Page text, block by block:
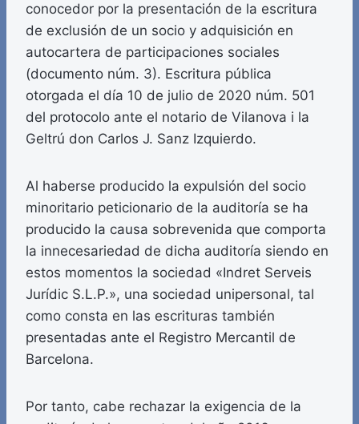
conocedor por la presentación de la escritura
de exclusión de un socio y adquisición en
autocartera de participaciones sociales
(documento núm. 3). Escritura pública
otorgada el día 10 de julio de 2020 núm. 501
del protocolo ante el notario de Vilanova i la
Geltrú don Carlos J. Sanz Izquierdo.
Al haberse producido la expulsión del socio
minoritario peticionario de la auditoría se ha
producido la causa sobrevenida que comporta
la innecesariedad de dicha auditoría siendo en
estos momentos la sociedad «Indret Serveis
Jurídic S.L.P.», una sociedad unipersonal, tal
como consta en las escrituras también
presentadas ante el Registro Mercantil de
Barcelona.
Por tanto, cabe rechazar la exigencia de la